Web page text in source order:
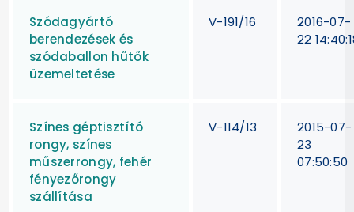
Szódagyártó
berendezések és
szódaballon hűtők
üzemeltetése
V-191/16
2016-07-
22
Színes géptisztító
rongy, színes
műszerrongy, fehér
fényezőrongy
szállítása
V-114/13
2015-07-
23
07:50:50